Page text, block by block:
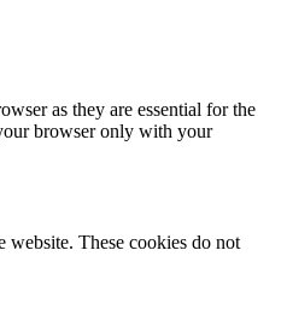
as they are essential for the
browser only with your
website. These cookies do not